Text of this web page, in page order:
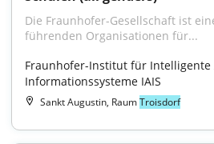
Die Fraunhofer-Gesellschaft ist
führenden Organisationen für...
Fraunhofer-Institut für Intelligente
Informationssysteme IAIS
Sankt Augustin, RaumTroisdorf